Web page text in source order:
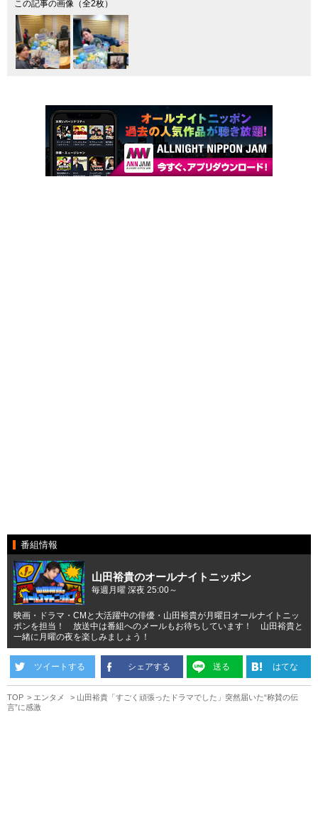
この記事の画像（全2枚）
番組情報
山田裕貴のオールナイトニッポン
毎週月曜 深夜 25:00～
映画・ドラマ・CMと大活躍中の俳優・山田裕貴が月曜日オールナイトニッ
ポンを担当！ 放送中は番組へのメールもお待ちしています！ 山田裕貴と
一緒に月曜の夜を楽しみましょう！
ツイートする シェアする 送る はてな
TOP エンタメ
山田裕貴「すごく頑張ったドラマでした」突然届いた“称賛の伝
言”に感激